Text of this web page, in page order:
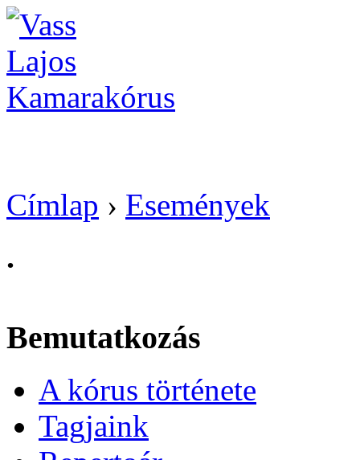
Címlap › Események
.
Bemutatkozás
A kórus története
Tagjaink